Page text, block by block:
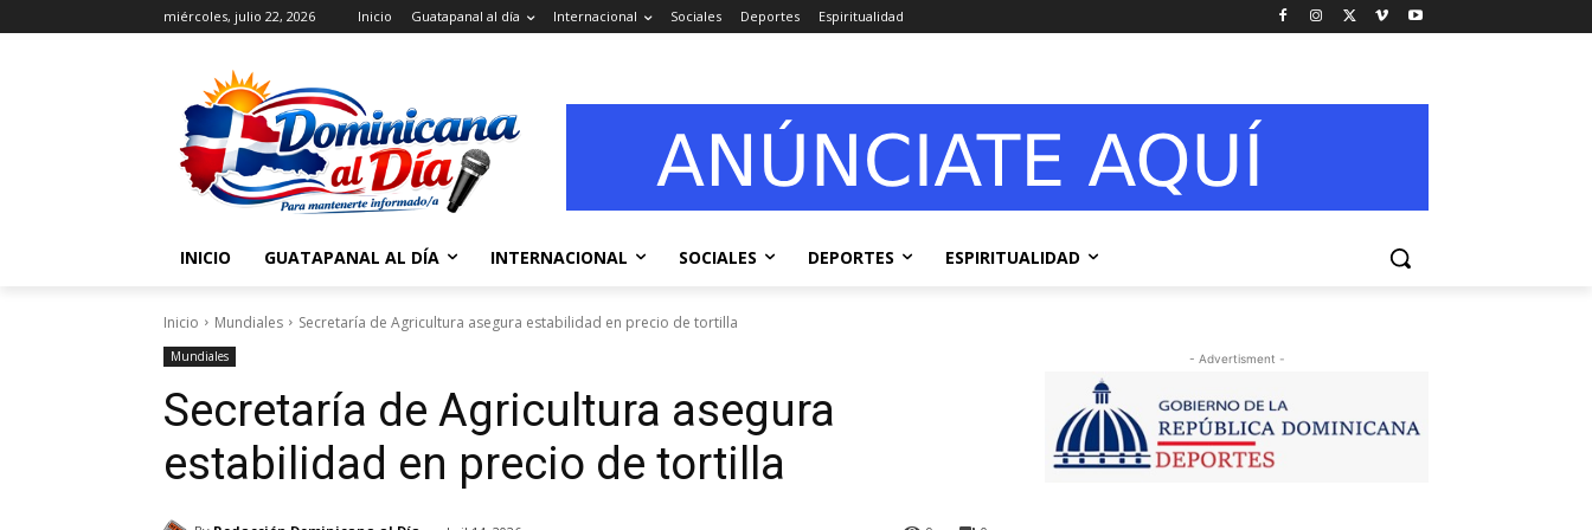
miércoles, julio 22, 2026 Inicio Guatapanal al día Internacional Sociales Deportes Espiritualidad
INICIO GUATAPANAL AL DÍA INTERNACIONAL SOCIALES DEPORTES ESPIRITUALIDAD
Inicio Mundiales Secretaría de Agricultura asegura estabilidad en precio de tortilla
Mundiales
Secretaría de Agricultura asegura
estabilidad en precio de tortilla
- Advertisment -